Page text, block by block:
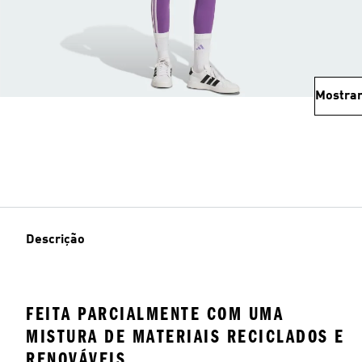
Descrição
FEITA PARCIALMENTE COM UMA
MISTURA DE MATERIAIS RECICLADOS E